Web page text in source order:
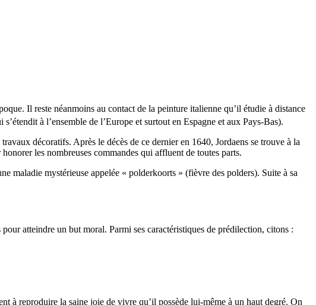
Il reste néanmoins au contact de la peinture italienne qu’il étudie à distance
à l’ensemble de l’Europe et surtout en Espagne et aux Pays-Bas).
décoratifs. Après le décès de ce dernier en 1640, Jordaens se trouve à la
les nombreuses commandes qui affluent de toutes parts.
maladie mystérieuse appelée « polderkoorts » (fièvre des polders). Suite à sa
atteindre un but moral. Parmi ses caractéristiques de prédilection, citons :
à reproduire la saine joie de vivre qu’il possède lui-même à un haut degré. On